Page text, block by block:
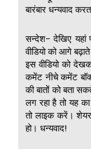
बारंबार धन्यवाद
सन्देश- देखिए यहां
वीडियो को आगे
इस वीडियो को
कमेंट नीचे कमेंट
की बातों को बता
लग रहा है तो यह
तो लाइक करें।
हो। धन्यवाद!